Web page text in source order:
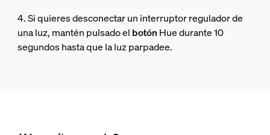
4. Si quieres desconectar un interruptor regulador de
una luz, mantén pulsado el botón Hue durante 10
segundos hasta que la luz parpadee.